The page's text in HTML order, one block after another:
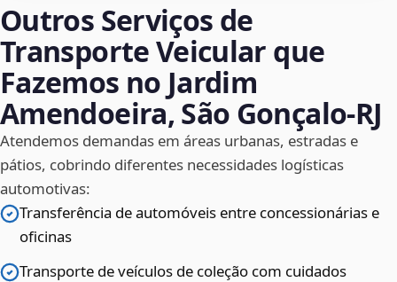
Outros Serviços de
Transporte Veicular que
Fazemos no Jardim
Amendoeira, São Gonçalo‑RJ
Atendemos demandas em áreas urbanas, estradas e
pátios, cobrindo diferentes necessidades logísticas
automotivas:
Transferência de automóveis entre concessionárias e
oficinas
Transporte de veículos de coleção com cuidados